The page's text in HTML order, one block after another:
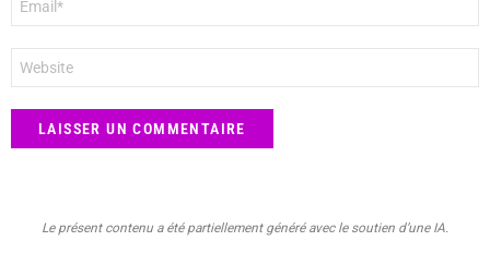
mail
*
web
Le présent contenu a été partiellement généré avec le soutien d’une IA.